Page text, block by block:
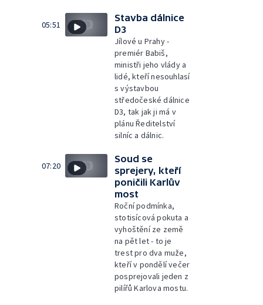
05:51
Stavba dálnice
D3
Jílové u Prahy -
premiér Babiš,
ministři jeho vlády a
lidé, kteří nesouhlasí
s výstavbou
středočeské dálnice
D3, tak jak ji má v
plánu Ředitelství
silníc a dálnic.
07:20
Soud se
sprejery, kteří
poničili Karlův
most
Roční podmínka,
stotisícová pokuta a
vyhoštění ze země
na pět let - to je
trest pro dva muže,
kteří v pondělí večer
posprejovali jeden z
pilířů Karlova mostu.